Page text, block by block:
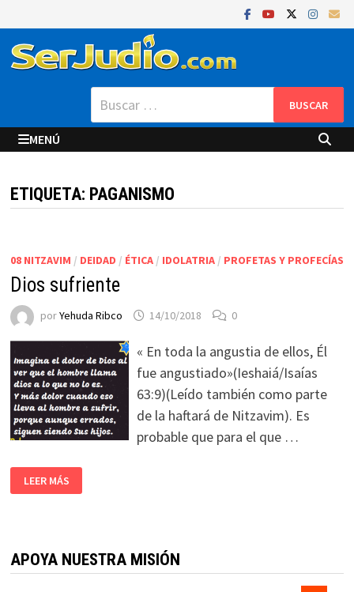
al
contenido
Buscar:
MENÚ
ETIQUETA: PAGANISMO
08 NITZAVIM / DEIDAD / ÉTICA/ IDOLATRIA/ PROFETAS Y PROFECÍAS
Dios sufriente
porYehuda Ribco 14/10/2018 0
« En toda la angustia de ellos, Él
fue angustiado»(Ieshaiá/Isaías
63:9)(Leído también como parte
de la haftará de Nitzavim). Es
probable que para el que …
LEER MÁS
APOYA NUESTRA MISIÓN